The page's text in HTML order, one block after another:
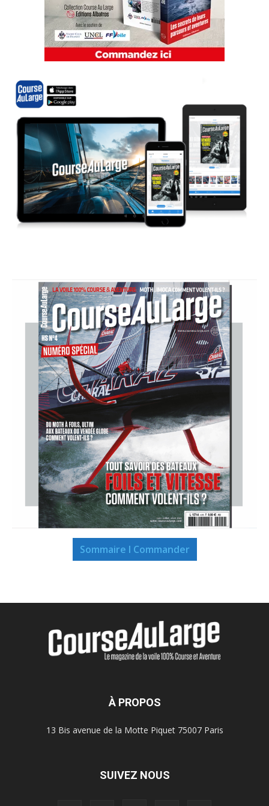
Sommaire I Commander
À PROPOS
13 Bis avenue de la Motte Piquet 75007 Paris
SUIVEZ NOUS